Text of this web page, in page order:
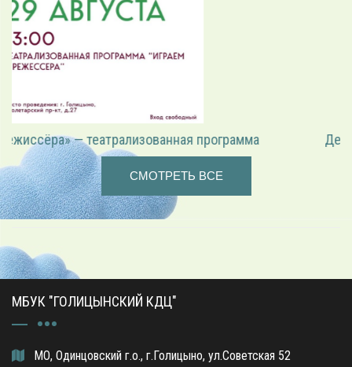
День открытых дверей Голицынского КДЦ
СМОТРЕТЬ ВСЕ
МБУК "ГОЛИЦЫНСКИЙ КДЦ"
МО, Одинцовский г.о., г.Голицыно, ул.Советская 52